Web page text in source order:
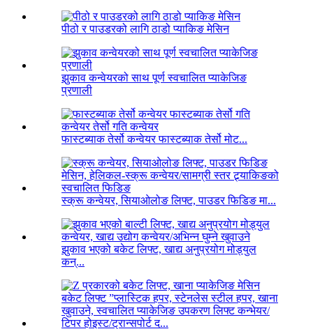
पीठो र पाउडरको लागि ठाडो प्याकिङ मेसिन
झुकाव कन्वेयरको साथ पूर्ण स्वचालित प्याकेजिङ
प्रणाली
फास्टब्याक तेर्सो कन्वेयर फास्टब्याक तेर्सो मोट...
स्क्रू कन्वेयर, सियाओलोङ लिफ्ट, पाउडर फिडिङ मा...
झुकाव भएको बकेट लिफ्ट, खाद्य अनुप्रयोग मोड्युल
कन्...